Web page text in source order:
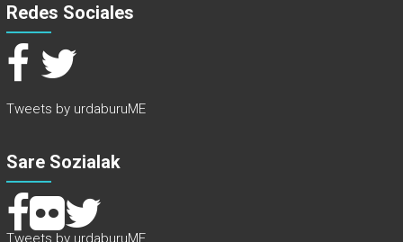
Redes Sociales
Tweets by urdaburuME
Sare Sozialak
Tweets by urdaburuME